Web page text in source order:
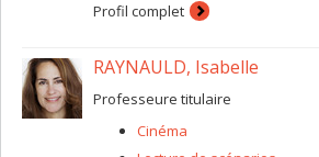
Profil complet
RAYNAULD, Isabelle
Professeure titulaire
Cinéma